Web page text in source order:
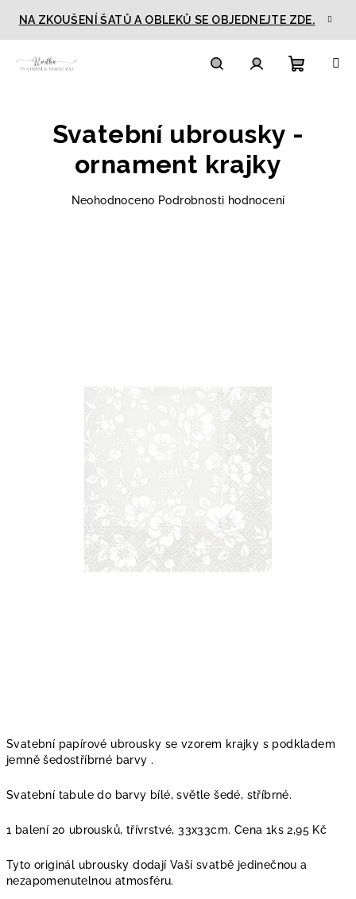
obsah
NA ZKOUŠENÍ ŠATŮ A OBLEKŮ SE OBJEDNEJTE ZDE.
košík
Svatební papírové ubrousky se vzorem krajky s podkladem
jemně šedostříbrné barvy .
Svatební tabule do barvy bílé, světle šedé, stříbrné.
1 balení 20 ubrousků, třívrstvé, 33x33cm. Cena 1ks 2,95 Kč
Tyto originál ubrousky dodají Vaší svatbě jedinečnou a
nezapomenutelnou atmosféru.
Svatební ubrousky -
ornament krajky
Průměrné
Neohodnoceno Podrobnosti hodnocení